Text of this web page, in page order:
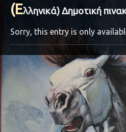
(Ελληνικά) Δημοτική
Sorry, this entry is only